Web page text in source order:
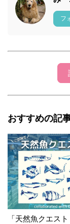
フ
おすすめの記
「天然魚クエス